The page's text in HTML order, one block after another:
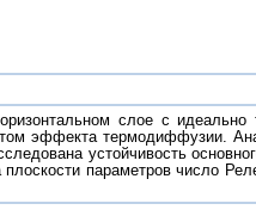
слое с
эффекта термодиффузии.
устойчивость
параметров число